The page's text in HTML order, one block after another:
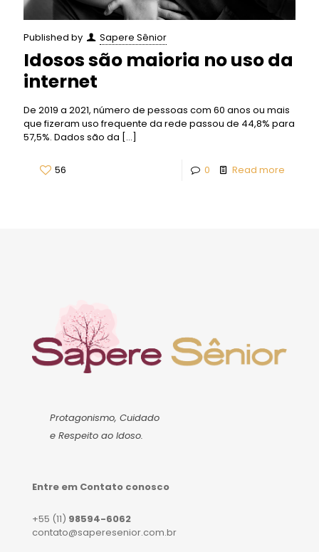
Published by Sapere Sênior
Idosos são maioria no uso da
internet
De 2019 a 2021, número de pessoas com 60 anos ou mais
que fizeram uso frequente da rede passou de 44,8% para
57,5%. Dados são da […]
56 0 Read more
Protagonismo, Cuidado
e Respeito ao Idoso.
Entre em Contato conosco
+55 (11) 98594-6062
contato@saperesenior.com.br